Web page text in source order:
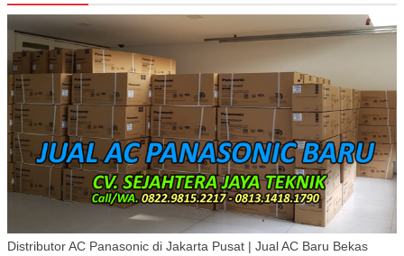
Distributor AC Panasonic di Jakarta Pusat | Jual AC Baru Bekas